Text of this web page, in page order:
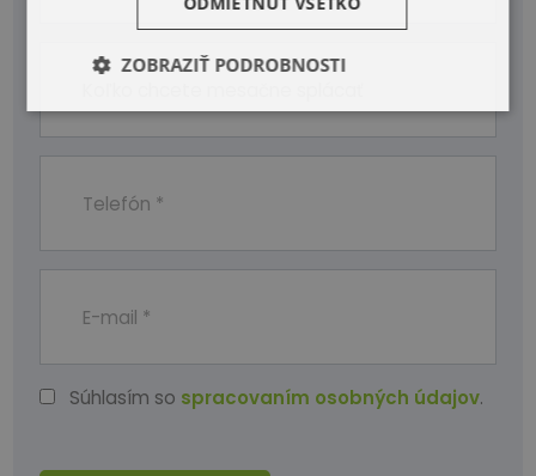
Súhlasím so spracovaním osobných údajov.
ZOBRAZIŤ PODROBNOSTI